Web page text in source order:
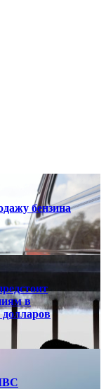
бензина
в